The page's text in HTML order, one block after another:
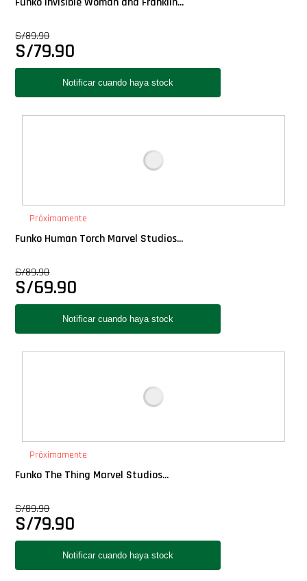
S/89.90
S/79.90
Próximamente
Funko Human Torch Marvel Studios...
S/89.90
S/69.90
Próximamente
Funko The Thing Marvel Studios...
S/89.90
S/79.90